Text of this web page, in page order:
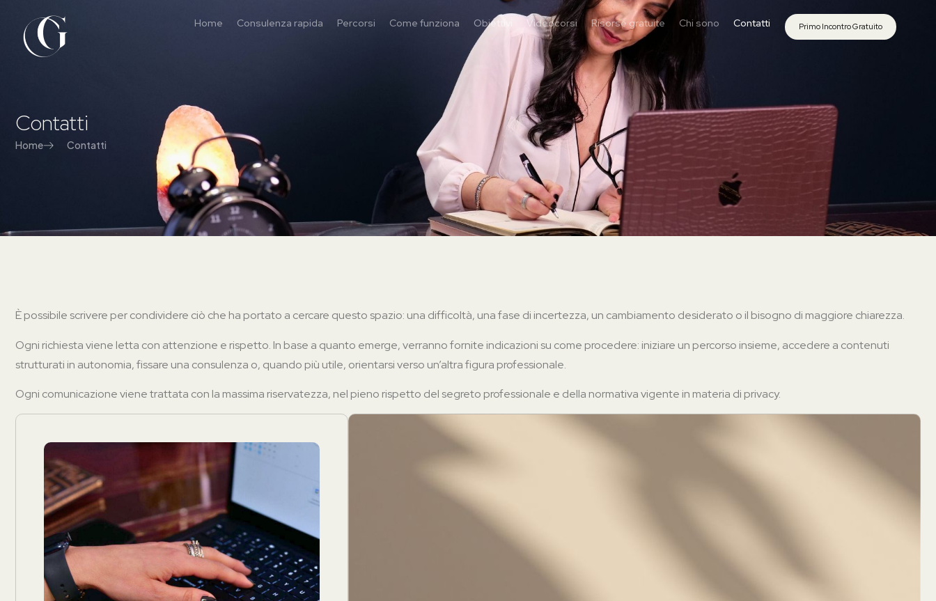
Home Consulenza rapida Percorsi Come funziona Obiettivi Videocorsi Risorse gratuite Chi sono Contatti Primo Incontro Gratuito
Contatti
Home Contatti
È possibile scrivere per condividere ciò che ha portato a cercare questo spazio: una difficoltà, una fase di incertezza, un cambiamento desiderato o il bisogno di maggiore chiarezza.
Ogni richiesta viene letta con attenzione e rispetto. In base a quanto emerge, verranno fornite indicazioni su come procedere: iniziare un percorso insieme, accedere a contenuti
strutturati in autonomia, fissare una consulenza o, quando più utile, orientarsi verso un’altra figura professionale.
Ogni comunicazione viene trattata con la massima riservatezza, nel pieno rispetto del segreto professionale e della normativa vigente in materia di privacy.